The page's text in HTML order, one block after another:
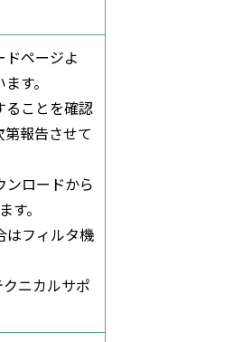
ドページよ
す。
ることを確認
報告させて
ンロードから
。
はフィルタ機
ニカルサポ